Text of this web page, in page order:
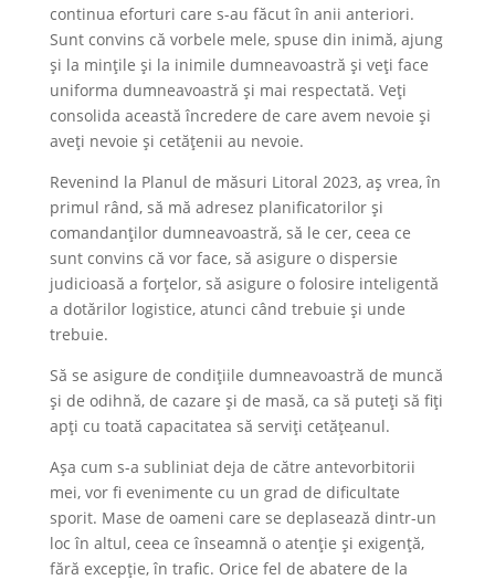
continua eforturi care s-au făcut în anii anteriori.
Sunt convins că vorbele mele, spuse din inimă, ajung
și la mințile și la inimile dumneavoastră și veți face
uniforma dumneavoastră și mai respectată. Veți
consolida această încredere de care avem nevoie și
aveți nevoie și cetățenii au nevoie.
Revenind la Planul de măsuri Litoral 2023, aș vrea, în
primul rând, să mă adresez planificatorilor și
comandanților dumneavoastră, să le cer, ceea ce
sunt convins că vor face, să asigure o dispersie
judicioasă a forțelor, să asigure o folosire inteligentă
a dotărilor logistice, atunci când trebuie și unde
trebuie.
Să se asigure de condițiile dumneavoastră de muncă
și de odihnă, de cazare și de masă, ca să puteți să fiți
apți cu toată capacitatea să serviți cetățeanul.
Așa cum s-a subliniat deja de către antevorbitorii
mei, vor fi evenimente cu un grad de dificultate
sporit. Mase de oameni care se deplasează dintr-un
loc în altul, ceea ce înseamnă o atenție și exigență,
fără excepție, în trafic. Orice fel de abatere de la